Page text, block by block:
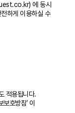
에 동시
하게 이용하실 수
적용됩니다.
호방침’ 이